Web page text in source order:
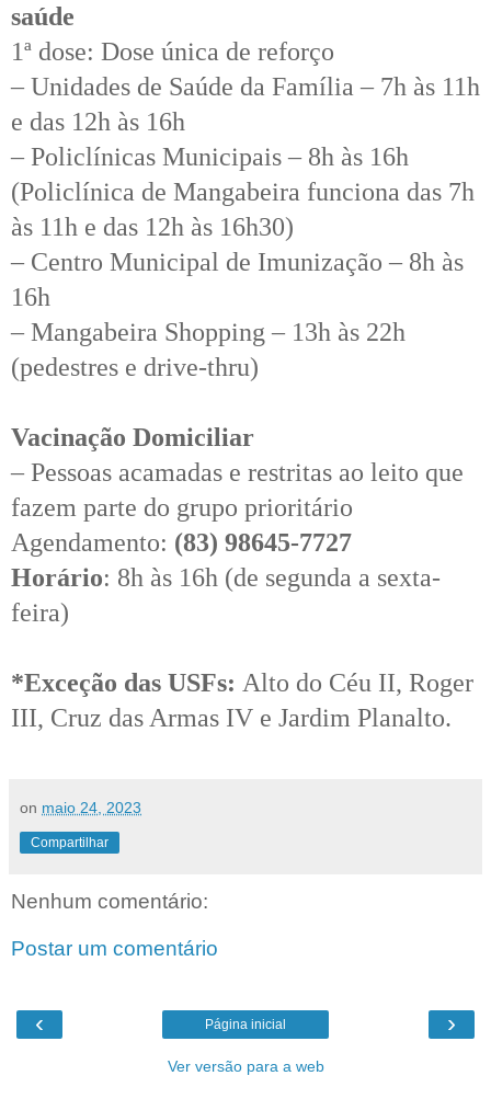
saúde
1ª dose: Dose única de reforço
– Unidades de Saúde da Família – 7h às 11h
e das 12h às 16h
– Policlínicas Municipais – 8h às 16h
(Policlínica de Mangabeira funciona das 7h
às 11h e das 12h às 16h30)
– Centro Municipal de Imunização – 8h às
16h
– Mangabeira Shopping – 13h às 22h
(pedestres e drive-thru)
Vacinação Domiciliar
– Pessoas acamadas e restritas ao leito que
fazem parte do grupo prioritário
Agendamento: (83) 98645-7727
Horário: 8h às 16h (de segunda a sexta-
feira)
*Exceção das USFs: Alto do Céu II, Roger
III, Cruz das Armas IV e Jardim Planalto.
on maio 24, 2023
Compartilhar
Nenhum comentário:
Postar um comentário
‹ ›
Página inicial
Ver versão para a web